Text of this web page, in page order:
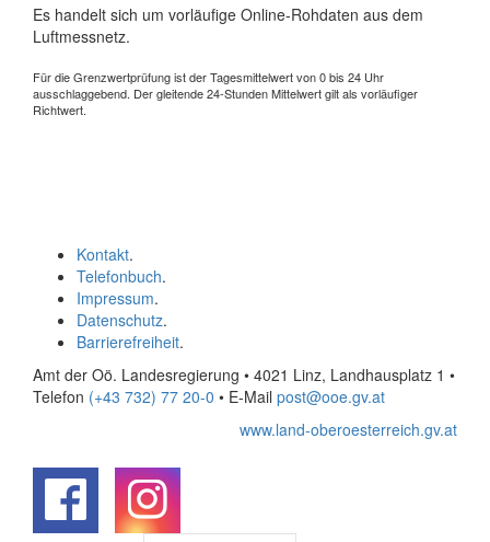
Es handelt sich um vorläufige Online-Rohdaten aus dem
Luftmessnetz.
Für die Grenzwertprüfung ist der Tagesmittelwert von 0 bis 24 Uhr
ausschlaggebend. Der gleitende 24-Stunden Mittelwert gilt als vorläufiger
Richtwert.
Kontakt.
Telefonbuch.
Impressum.
Datenschutz.
Barrierefreiheit.
Amt der Oö. Landesregierung • 4021 Linz, Landhausplatz 1 •
Telefon (+43 732) 77 20-0 • E-Mail post@ooe.gv.at
www.land-oberoesterreich.gv.at